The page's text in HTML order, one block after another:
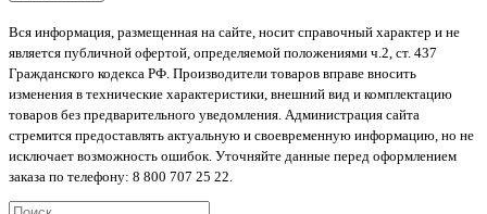
Вся информация, размещенная на сайте, носит справочный характер и не
является публичной офертой, определяемой положениями ч.2, ст. 437
Гражданского кодекса РФ. Производители товаров вправе вносить
изменения в технические характеристики, внешний вид и комплектацию
товаров без предварительного уведомления. Администрация сайта
стремится предоставлять актуальную и своевременную информацию, но не
исключает возможность ошибок. Уточняйте данные перед оформлением
заказа по телефону: 8 800 707 25 22.